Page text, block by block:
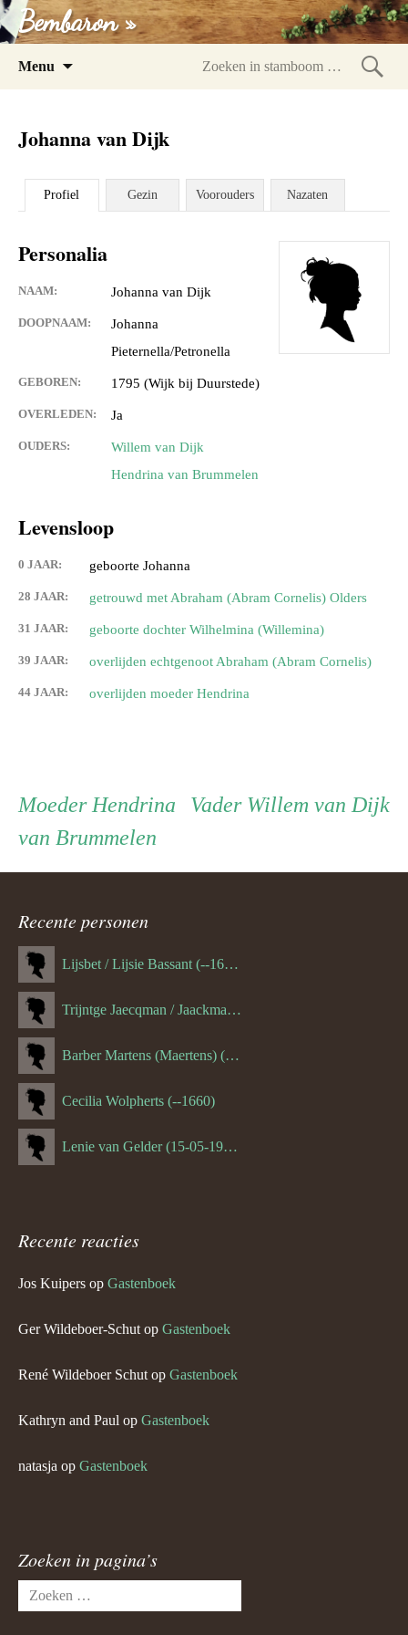
Bembaron »
Menu
Johanna van Dijk
Profiel Gezin Voorouders Nazaten
Personalia
NAAM: Johanna van Dijk
DOOPNAAM:
Johanna
Pieternella/Petronella
GEBOREN: 1795 (Wijk bij Duurstede)
OVERLEDEN: Ja
OUDERS:
Willem van Dijk
Hendrina van Brummelen
Levensloop
0 JAAR: geboorte Johanna
28 JAAR: getrouwd met Abraham (Abram Cornelis) Olders
31 JAAR: geboorte dochter Wilhelmina (Willemina)
39 JAAR: overlijden echtgenoot Abraham (Abram Cornelis)
44 JAAR: overlijden moeder Hendrina
Persoon
ouder
navigatie
Vader Vader
Willem van Dijk
MoederMoeder
Hendrina
van Brummelen
Recente personen
Lijsbet / Lijsie Bassant (--1687)
Trijntge Jaecqman / Jaackman (--1651)
Barber Martens (Maertens) (--1658)
Cecilia Wolpherts (--1660)
Lenie van Gelder (15-05-1970)
Recente reacties
Jos Kuipers op Gastenboek
Ger Wildeboer-Schut op Gastenboek
René Wildeboer Schut op Gastenboek
Kathryn and Paul op Gastenboek
natasja op Gastenboek
Zoeken in pagina’s
Zoeken
naar: